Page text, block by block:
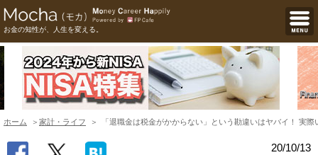
お金の知性が、人生を変える。
ホーム 家計・ライフ 「退職金は税金がかからない」という勘違いはヤバイ！ 実際
20/10/13